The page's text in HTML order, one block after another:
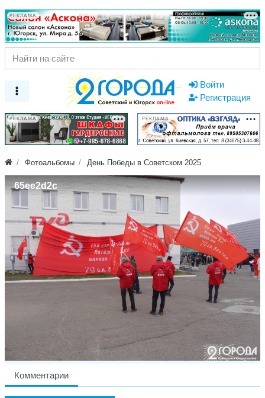
РЕКЛАМА
Войти
Регистрация
РЕКЛАМА РЕКЛАМА
Фотоальбомы День Победы в Советском 2025
65ee2d2c
Комментарии